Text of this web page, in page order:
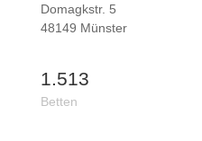
Domagkstr. 5
48149 Münster
1.513
Betten